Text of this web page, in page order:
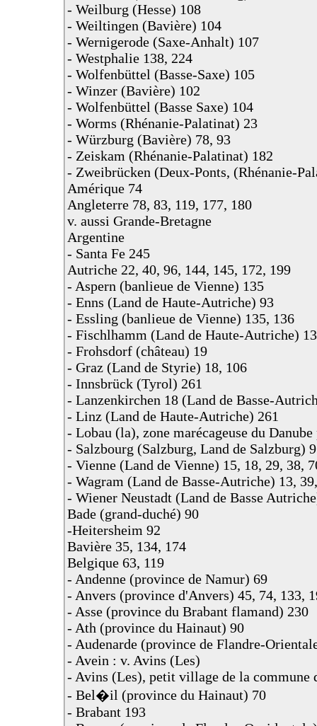
- Weilburg (Hesse) 108
- Weiltingen (Bavière) 104
- Wernigerode (Saxe-Anhalt) 107
- Westphalie 138, 224
- Wolfenbüttel (Basse-Saxe) 105
- Winzer (Bavière) 102
- Wolfenbüttel (Basse Saxe) 104
- Worms (Rhénanie-Palatinat) 23
- Würzburg (Bavière) 78, 93
- Zeiskam (Rhénanie-Palatinat) 182
- Zweibrücken (Deux-Ponts, (Rhénanie-
Amérique 74
Angleterre 78, 83, 119, 177, 180
v. aussi Grande-Bretagne
Argentine
- Santa Fe 245
Autriche 22, 40, 96, 144, 145, 172, 199
- Aspern (banlieue de Vienne) 135
- Enns (Land de Haute-Autriche) 93
- Essling (banlieue de Vienne) 135, 136
- Fischlhamm (Land de Haute-Autriche)
- Frohsdorf (château) 19
- Graz (Land de Styrie) 18, 106
- Innsbrück (Tyrol) 261
- Lanzenkirchen 18 (Land de Basse-
- Linz (Land de Haute-Autriche) 261
- Lobau (la), zone marécageuse du
- Salzbourg (Salzburg, Land de Salzburg)
- Vienne (Land de Vienne) 15, 18, 29, 38,
- Wagram (Land de Basse-Autriche) 13,
- Wiener Neustadt (Land de Basse
Bade (grand-duché) 90
-Heitersheim 92
Bavière 35, 134, 174
Belgique 63, 119
- Andenne (province de Namur) 69
- Anvers (province d'Anvers) 45, 74, 133,
- Asse (province du Brabant flamand) 230
- Ath (province du Hainaut) 90
- Audenarde (province de Flandre-
- Avein : v. Avins (Les)
- Avins (Les), petit village de la commune
- Bel�il (province du Hainaut) 70
- Brabant 193